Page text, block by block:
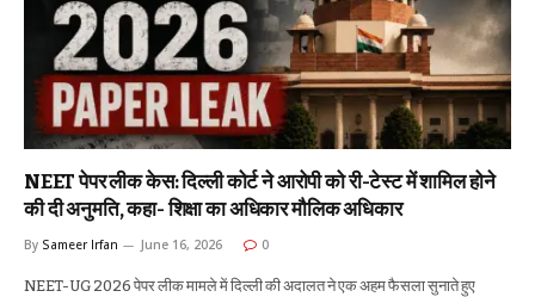
NEET पेपर लीक केस: दिल्ली कोर्ट ने आरोपी को री-टेस्ट में शामिल होने
की दी अनुमति, कहा- शिक्षा का अधिकार मौलिक अधिकार
By Sameer Irfan June 16, 2026 0
NEET-UG 2026 पेपर लीक मामले में दिल्ली की अदालत ने एक अहम फैसला सुनाते हुए